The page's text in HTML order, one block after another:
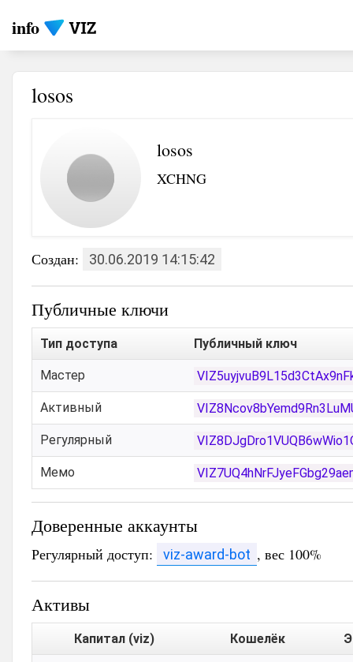
info
losos
losos
XCHNG
Создан: 30.06.2019 14:15:42
Публичные ключи
Тип доступа Публичный ключ
Мастер
Активный
Регулярный
Мемо
Доверенные аккаунты
Регулярный доступ: viz-award-bot , вес 100%
Активы
Капитал (viz) Кошелёк